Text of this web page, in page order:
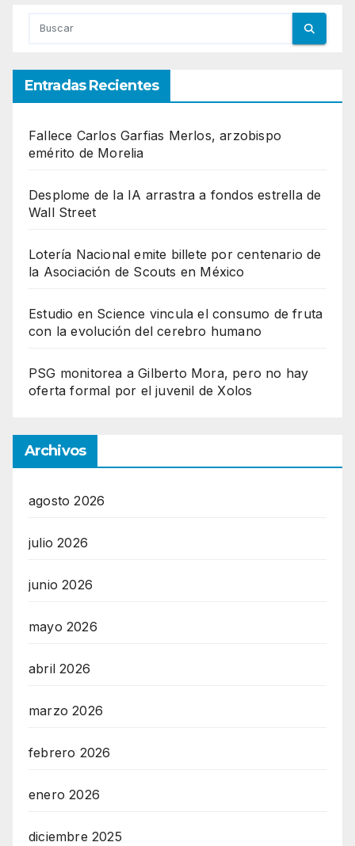
Entradas Recientes
Fallece Carlos Garfias Merlos, arzobispo
emérito de Morelia
Desplome de la IA arrastra a fondos estrella de
Wall Street
Lotería Nacional emite billete por centenario de
la Asociación de Scouts en México
Estudio en Science vincula el consumo de fruta
con la evolución del cerebro humano
PSG monitorea a Gilberto Mora, pero no hay
oferta formal por el juvenil de Xolos
Archivos
agosto 2026
julio 2026
junio 2026
mayo 2026
abril 2026
marzo 2026
febrero 2026
enero 2026
diciembre 2025